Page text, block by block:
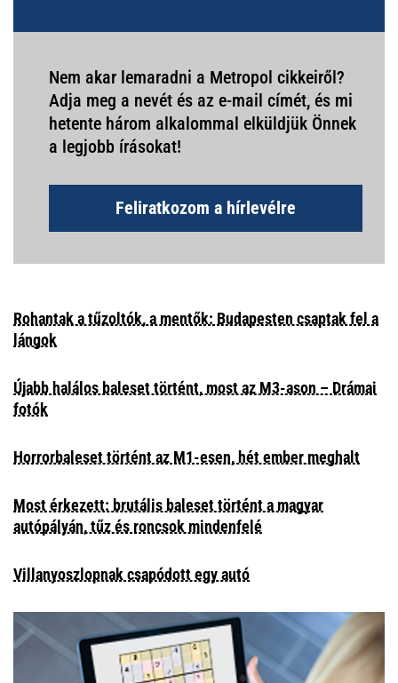
Nem akar lemaradni a Metropol cikkeiről?
Adja meg a nevét és az e-mail címét, és mi
hetente három alkalommal elküldjük Önnek
a legjobb írásokat!
Feliratkozom a hírlevélre
Rohantak a tűzoltók, a mentők: Budapesten csaptak fel a
lángok
Újabb halálos baleset történt, most az M3-ason – Drámai
fotók
Horrorbaleset történt az M1-esen, hét ember meghalt
Most érkezett: brutális baleset történt a magyar
autópályán, tűz és roncsok mindenfelé
Villanyoszlopnak csapódott egy autó